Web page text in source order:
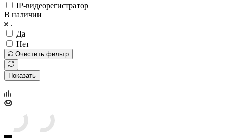
IP-видеорегистратор
В наличии
Да
Нет
Очистить фильтр
Показать